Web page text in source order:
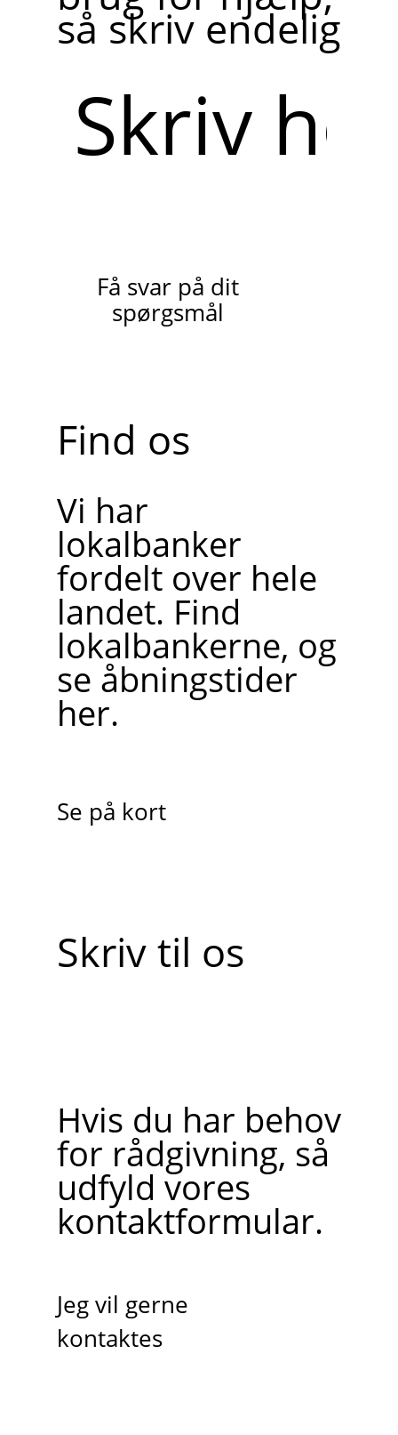
så skriv endelig
her
Få svar på dit
spørgsmål
Find os
Vi har
lokalbanker
fordelt over hele
landet. Find
lokalbankerne, og
se åbningstider
her.
Se på kort
Skriv til os
Hvis du har behov
for rådgivning, så
udfyld vores
kontaktformular.
Jeg vil gerne
kontaktes